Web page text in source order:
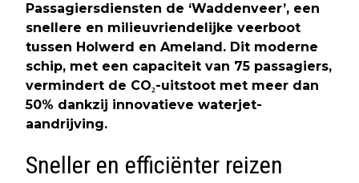
Passagiersdiensten de ‘Waddenveer’, een
snellere en milieuvriendelijke veerboot
tussen Holwerd en Ameland. Dit moderne
schip, met een capaciteit van 75 passagiers,
vermindert de CO₂-uitstoot met meer dan
50% dankzij innovatieve waterjet-
aandrijving.
Sneller en efficiënter reizen